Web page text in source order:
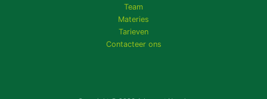
Team
Materies
Tarieven
Contacteer ons